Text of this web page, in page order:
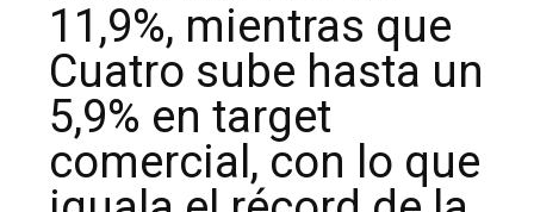
11,9%, mientras que
Cuatro sube hasta un
5,9% en target
comercial, con lo que